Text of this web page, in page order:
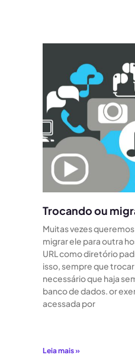
Trocando ou
Muitas vezes
migrar ele para outra
URL como diretório
isso, sempre que
necessário que haja
banco de dados. or
acessada por
Leia mais »